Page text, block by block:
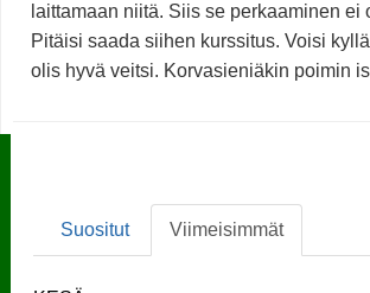
laittamaan niitä. Siis se perkaaminen ei
Pitäisi saada siihen kurssitus. Voisi
olis hyvä veitsi. Korvasieniäkin poimin
Suositut Viimeisimmät